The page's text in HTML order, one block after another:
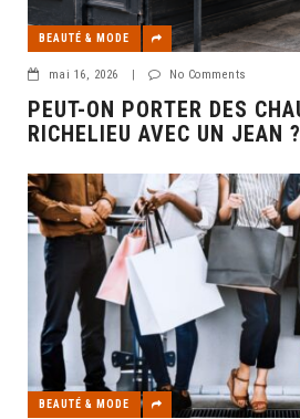
BEAUTÉ & MODE
mai 16, 2026 No Comments
PEUT-ON PORTER DES
RICHELIEU AVEC UN JEAN ?
BEAUTÉ & MODE